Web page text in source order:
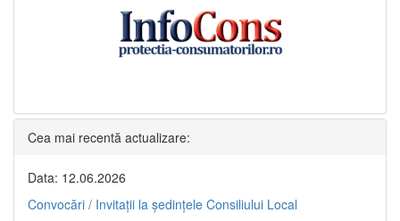
Cea mai recentă actualizare:
Data: 12.06.2026
Convocări / Invitaţii la şedinţele Consiliului Local